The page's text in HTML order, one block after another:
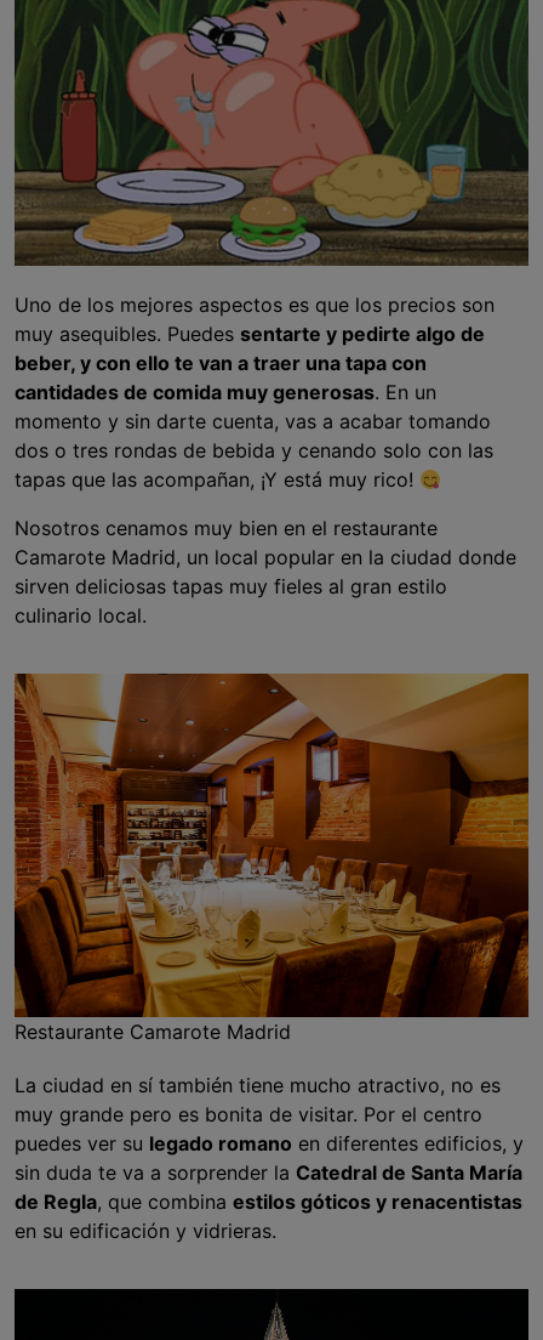
Uno de los mejores aspectos es que los precios son
muy asequibles. Puedes sentarte y pedirte algo de
beber, y con ello te van a traer una tapa con
cantidades de comida muy generosas. En un
momento y sin darte cuenta, vas a acabar tomando
dos o tres rondas de bebida y cenando solo con las
tapas que las acompañan, ¡Y está muy rico!
Nosotros cenamos muy bien en el restaurante
Camarote Madrid, un local popular en la ciudad donde
sirven deliciosas tapas muy fieles al gran estilo
culinario local.
Restaurante Camarote Madrid
La ciudad en sí también tiene mucho atractivo, no es
muy grande pero es bonita de visitar. Por el centro
puedes ver su legado romano en diferentes edificios, y
sin duda te va a sorprender la Catedral de Santa María
de Regla, que combina estilos góticos y renacentistas
en su edificación y vidrieras.